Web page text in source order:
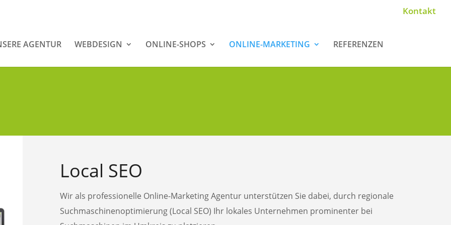
Kontakt
AGENTUR WEBDESIGN ONLINE-SHOPS ONLINE-MARKETING REFERENZEN
Local SEO
Wir als professionelle Online-Marketing Agentur unterstützen Sie dabei, durch regionale
Suchmaschinenoptimierung (Local SEO) Ihr lokales Unternehmen prominenter bei